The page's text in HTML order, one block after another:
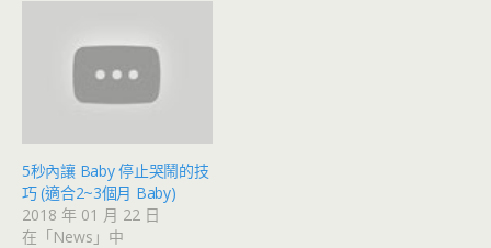
5秒內讓 Baby 停止哭鬧的技
巧 (適合2~3個月 Baby)
2018 年 01 月 22 日
在「News」中